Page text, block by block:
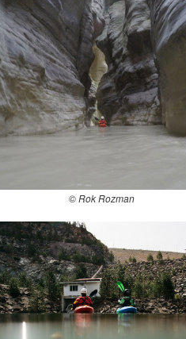
© Rok Rozman